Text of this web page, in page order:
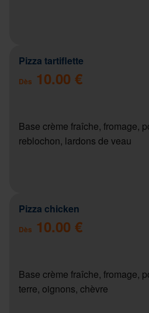
Pizza tartiflette
Dès 10.00 €
Base crème fraîche, fromage,
reblochon, lardons de veau
Pizza chicken
Dès 10.00 €
Base crème fraîche, fromage,
terre, oignons, chèvre